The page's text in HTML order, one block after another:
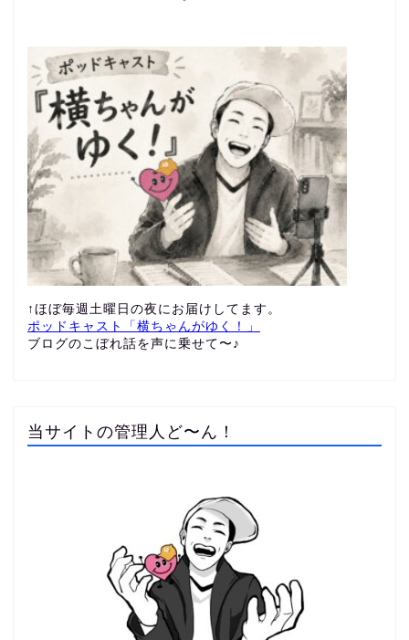
↑ほぼ毎週土曜日の夜にお届けしてます。
ポッドキャスト「横ちゃんがゆく！」
ブログのこぼれ話を声に乗せて〜♪
当サイトの管理人ど〜ん！